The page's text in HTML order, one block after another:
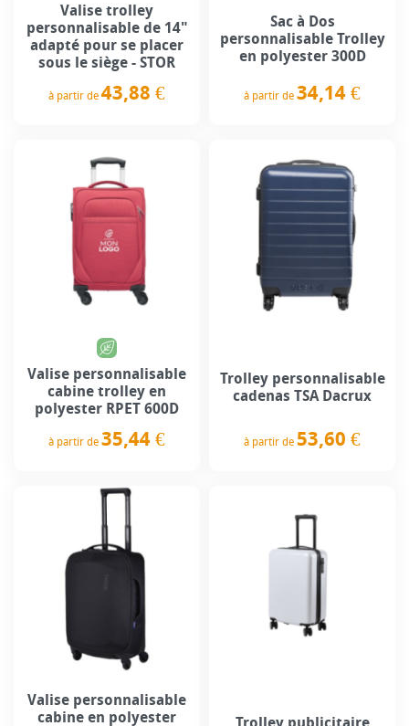
Valise trolley
personnalisable de 14"
adapté pour se placer
sous le siège - STOR
à partir de 43,88 €
Sac à Dos
personnalisable Trolley
en polyester 300D
à partir de 34,14 €
Valise personnalisable
cabine trolley en
polyester RPET 600D
à partir de 35,44 €
Trolley personnalisable
cadenas TSA Dacrux
à partir de 53,60 €
Valise personnalisable
cabine en polyester